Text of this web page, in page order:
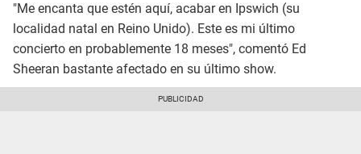
"Me encanta que estén aquí, acabar en Ipswich (su
localidad natal en Reino Unido). Este es mi último
concierto en probablemente 18 meses", comentó Ed
Sheeran bastante afectado en su último show.